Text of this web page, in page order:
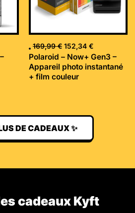
169,99€ 152,34 €
Polaroid – Now+ Gen3 –
Appareil photo instantané
+ film couleur
DE CADEAUX ✨
cadeaux Kyft​